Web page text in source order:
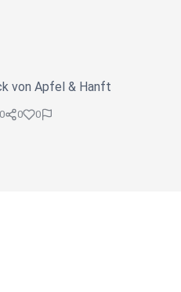
von Apfel & Hanft
0 0 0